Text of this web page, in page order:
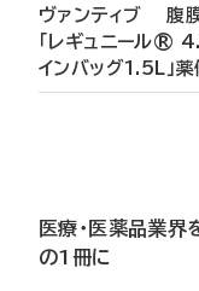
ヴァンティブ 腹
「レギュニール®
インバッグ1.5L」
医療・医薬品業界
の1冊に